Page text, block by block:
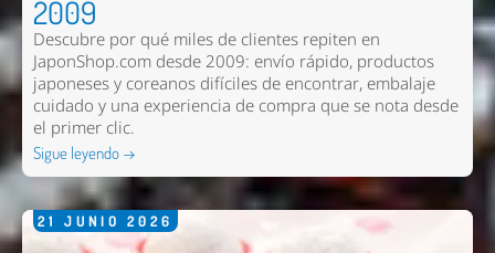
2009
Descubre por qué miles de clientes repiten en
JaponShop.com desde 2009: envío rápido, productos
japoneses y coreanos difíciles de encontrar, embalaje
cuidado y una experiencia de compra que se nota desde
el primer clic.
Sigue leyendo →
21 JUNIO 2026